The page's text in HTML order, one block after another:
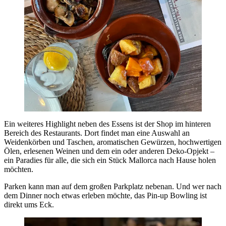
Ein weiteres Highlight neben des Essens ist der Shop im hinteren
Bereich des Restaurants. Dort findet man eine Auswahl an
Weidenkörben und Taschen, aromatischen Gewürzen, hochwertigen
Ölen, erlesenen Weinen und dem ein oder anderen Deko-Opjekt –
ein Paradies für alle, die sich ein Stück Mallorca nach Hause holen
möchten.
Parken kann man auf dem großen Parkplatz nebenan. Und wer nach
dem Dinner noch etwas erleben möchte, das Pin-up Bowling ist
direkt ums Eck.